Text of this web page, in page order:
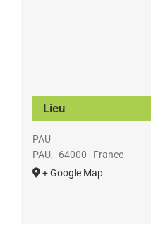
Lieu
PAU
PAU, 64000
France
+ Google Map